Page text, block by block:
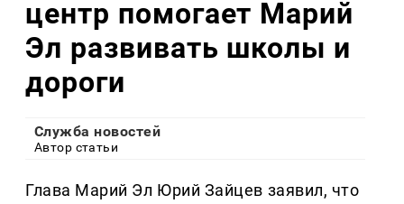
центр помогает Марий
Эл развивать школы и
дороги
Служба новостей
Автор статьи
Глава Марий Эл Юрий Зайцев заявил, что